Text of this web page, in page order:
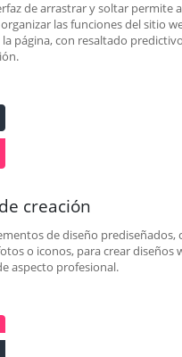
de arrastrar y soltar permite
las funciones del sitio
página, con resaltado
creación
de diseño prediseñados,
o iconos, para crear diseños
aspecto profesional.